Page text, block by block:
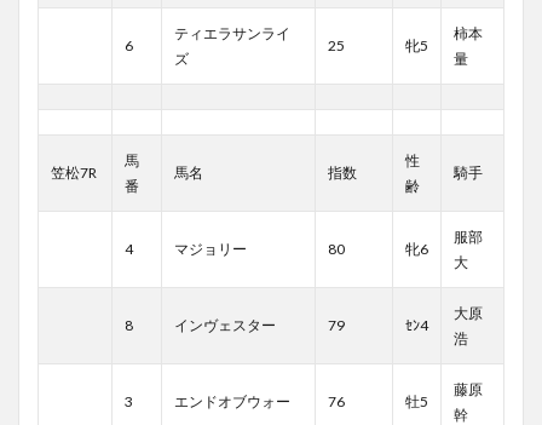
6
ティエラサンライ
ズ
25 牝5
柿本
量
笠松7R
馬
番
馬名 指数
性
齢
騎手
4 マジョリー 80 牝6
服部
大
8 インヴェスター 79 ｾﾝ4
大原
浩
3 エンドオブウォー 76 牡5
藤原
幹